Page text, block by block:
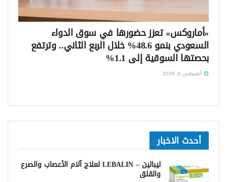
«أماروكس» تعزز حضورها في سوق الدواء
السعودي بنمو 48.6% خلال الربع الثاني.. وترتفع
بحصتها السوقية إلى 1.1%
أغسطس 6, 2026
أحدث الاخبار
ليبالين – LEBALIN لعلاج آلام الأعصاب والصرع
والقلق